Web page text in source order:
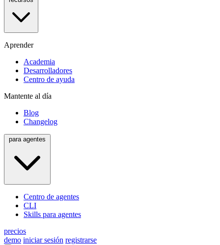
Aprender
Academia
Desarrolladores
Centro de ayuda
Mantente al día
Blog
Changelog
Centro de agentes
CLI
Skills para agentes
precios
demo iniciar sesión registrarse